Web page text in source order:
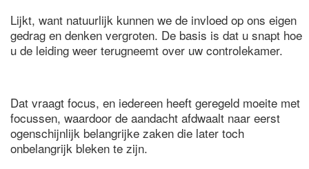
Lijkt, want natuurlijk kunnen we de invloed op ons eigen
gedrag en denken vergroten. De basis is dat u snapt hoe
u de leiding weer terugneemt over uw controlekamer.
Dat vraagt focus, en iedereen heeft geregeld moeite met
focussen, waardoor de aandacht afdwaalt naar eerst
ogenschijnlijk belangrijke zaken die later toch
onbelangrijk bleken te zijn.